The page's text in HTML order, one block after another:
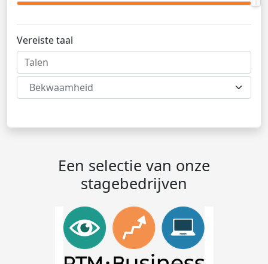
Vereiste taal
Bekwaamheid
Een selectie van onze
stagebedrijven